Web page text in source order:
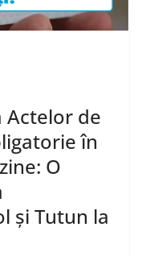
Actelor de
în
O
și Tutun la